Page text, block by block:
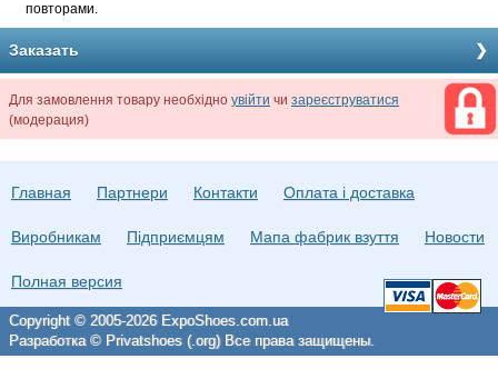
повторами.
Заказать
Для замовлення товару необхідно увійти чи зареєструватися
(модерация)
Главная Партнери Контакти Оплата і доставка
Виробникам Підприємцям Мапа фабрик взуття Новости
Полная версия
Copyright © 2005-2026 ExpoShoes.com.ua
Разработка © Privatshoes (.org) Все права защищены.